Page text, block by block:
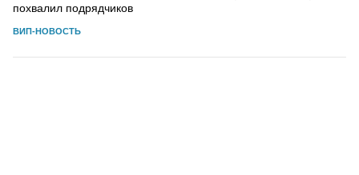
похвалил подрядчиков
ВИП-НОВОСТЬ